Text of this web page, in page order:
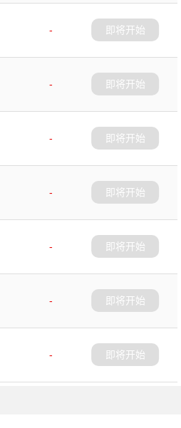
-
即将开始
-
即将开始
-
即将开始
-
即将开始
-
即将开始
-
即将开始
-
即将开始